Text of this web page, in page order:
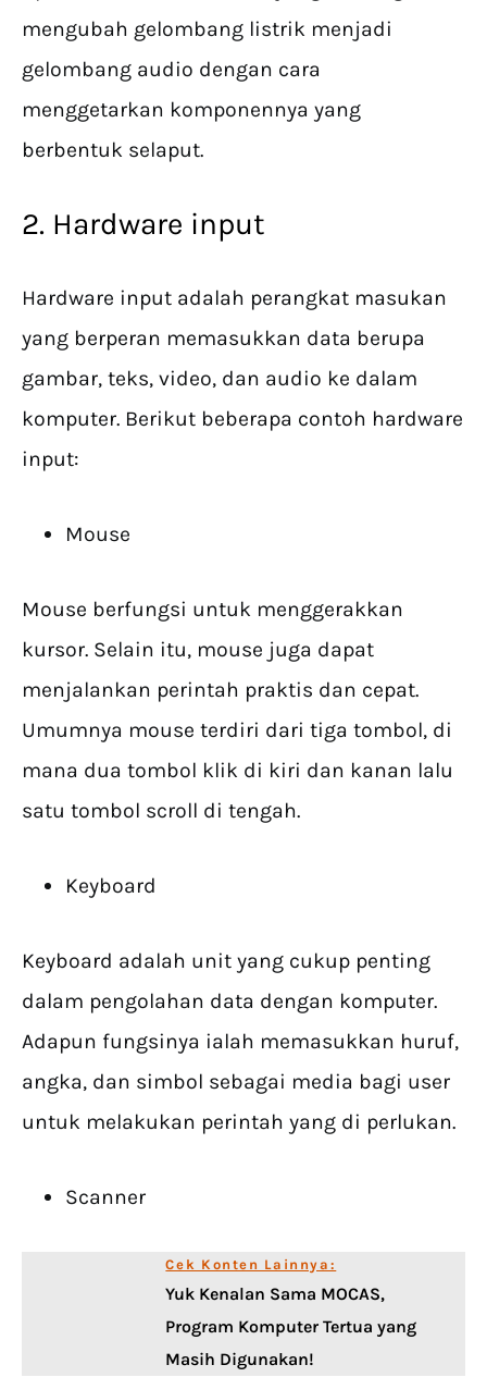
mengubah gelombang listrik menjadi
gelombang audio dengan cara
menggetarkan komponennya yang
berbentuk selaput.
2. Hardware input
Hardware input adalah perangkat masukan
yang berperan memasukkan data berupa
gambar, teks, video, dan audio ke dalam
komputer. Berikut beberapa contoh hardware
input:
Mouse
Mouse berfungsi untuk menggerakkan
kursor. Selain itu, mouse juga dapat
menjalankan perintah praktis dan cepat.
Umumnya mouse terdiri dari tiga tombol, di
mana dua tombol klik di kiri dan kanan lalu
satu tombol scroll di tengah.
Keyboard
Keyboard adalah unit yang cukup penting
dalam pengolahan data dengan komputer.
Adapun fungsinya ialah memasukkan huruf,
angka, dan simbol sebagai media bagi user
untuk melakukan perintah yang di perlukan.
Scanner
Cek Konten Lainnya:
Yuk Kenalan Sama MOCAS,
Program Komputer Tertua yang
Masih Digunakan!